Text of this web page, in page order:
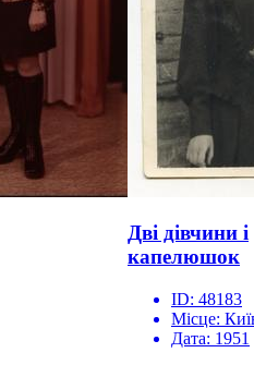
Дві дівчини і
капелюшок
ID: 48183
Місце:
Дата: 1951